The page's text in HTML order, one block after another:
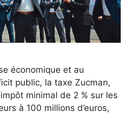
économique et au
public, la taxe Zucman,
minimal de 2 % sur les
à 100 millions d’euros,